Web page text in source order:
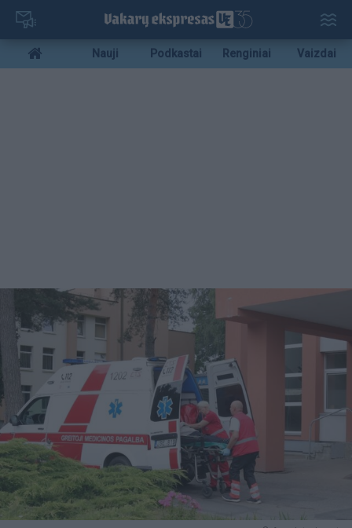
Pereiti
pagrindinį
turinį
Mobile
menu
Nauji Podkastai Renginiai Vaizdai